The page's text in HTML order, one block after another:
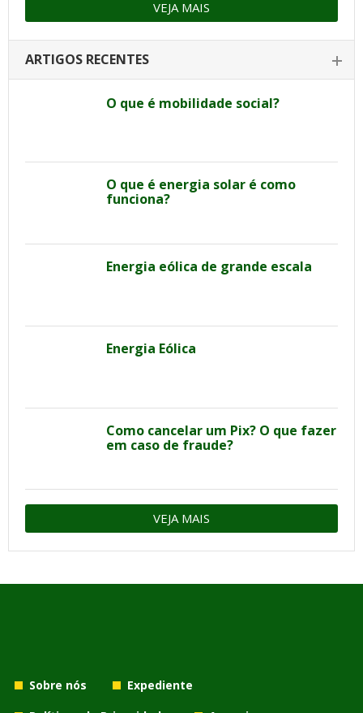
VEJA MAIS
ARTIGOS RECENTES
O que é mobilidade social?
O que é energia solar é como
funciona?
Energia eólica de grande escala
Energia Eólica
Como cancelar um Pix? O que fazer
em caso de fraude?
VEJA MAIS
Sobre nós
Expediente